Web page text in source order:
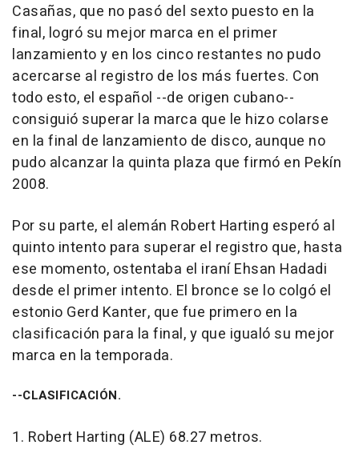
Casañas, que no pasó del sexto puesto en la
final, logró su mejor marca en el primer
lanzamiento y en los cinco restantes no pudo
acercarse al registro de los más fuertes. Con
todo esto, el español --de origen cubano--
consiguió superar la marca que le hizo colarse
en la final de lanzamiento de disco, aunque no
pudo alcanzar la quinta plaza que firmó en Pekín
2008.
Por su parte, el alemán Robert Harting esperó al
quinto intento para superar el registro que, hasta
ese momento, ostentaba el iraní Ehsan Hadadi
desde el primer intento. El bronce se lo colgó el
estonio Gerd Kanter, que fue primero en la
clasificación para la final, y que igualó su mejor
marca en la temporada.
--CLASIFICACIÓN.
1. Robert Harting (ALE) 68.27 metros.